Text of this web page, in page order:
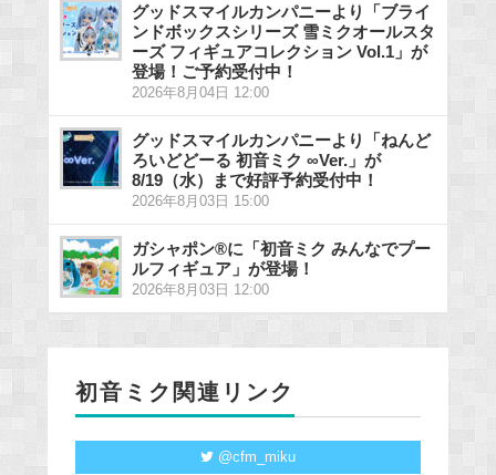
グッドスマイルカンパニーより「ブライ
ンドボックスシリーズ 雪ミクオールスタ
ーズ フィギュアコレクション Vol.1」が
登場！ご予約受付中！
2026年8月04日 12:00
グッドスマイルカンパニーより「ねんど
ろいどどーる 初音ミク ∞Ver.」が
8/19（水）まで好評予約受付中！
2026年8月03日 15:00
ガシャポン®に「初音ミク みんなでプー
ルフィギュア」が登場！
2026年8月03日 12:00
初音ミク関連リンク
@cfm_miku